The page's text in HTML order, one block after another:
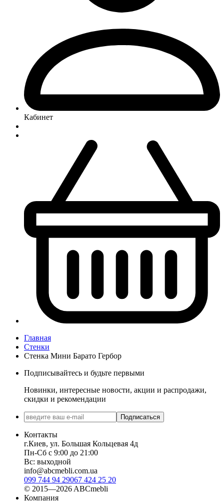
Кабинет
Главная
Стенки
Стенка Мини Барато Гербор
Подписывайтесь и будьте первыми
Новинки, интересные новости, акции и распродажи,
скидки и рекомендации
Подписаться
Контакты
г.Киев, ул. Большая Кольцевая 4д
Пн-Сб с 9:00 до 21:00
Вс: выходной
info@abcmebli.com.ua
099 744 94 29067 424 25 20
© 2015—2026 ABCmebli
Компания